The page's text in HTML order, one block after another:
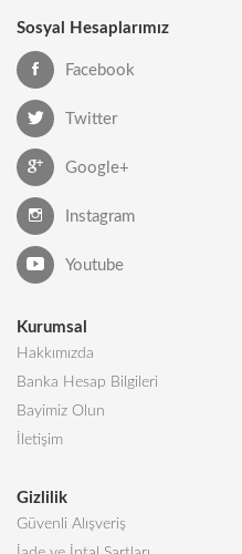
Sosyal Hesaplarımız
Facebook
Twitter
Google+
Instagram
Youtube
Kurumsal
Hakkımızda
Banka Hesap Bilgileri
Bayimiz Olun
İletişim
Gizlilik
Güvenli Alışveriş